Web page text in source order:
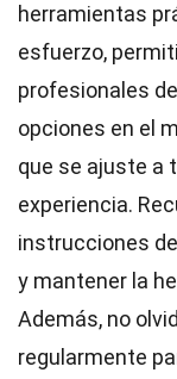
herramientas
esfuerzo,
profesionales
opciones en el
que se ajuste a
experiencia.
instrucciones
y mantener la
Además, no
regularmente